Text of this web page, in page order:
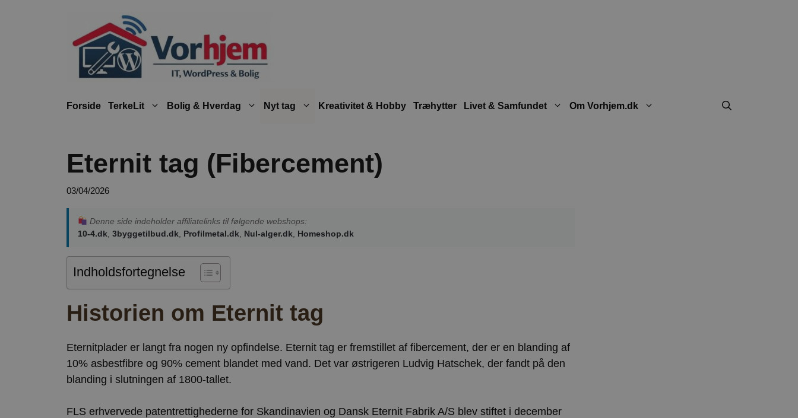
Forside TerkeLit Bolig & Hverdag Nyt tag Kreativitet & Hobby Træhytter Livet & Samfundet Om Vorhjem.dk
Eternit tag (Fibercement)
03/04/2026
Denne side indeholder affiliatelinks til følgende webshops:
10-4.dk 3byggetilbud.dk Profilmetal.dk Nul-alger.dk Homeshop.dk
Indholdsfortegnelse
Historien om Eternit tag
Eternitplader er langt fra nogen ny opfindelse. Eternit tag er fremstillet af fibercement, der er en blanding af
10% asbestfibre og 90% cement blandet med vand. Det var østrigeren Ludvig Hatschek, der fandt på den
blanding i slutningen af 1800-tallet.
FLS erhvervede patentrettighederne for Skandinavien og Dansk Eternit Fabrik A/S blev stiftet i december